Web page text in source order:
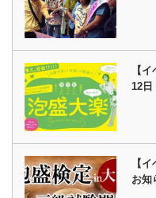
【
12日
【
お知